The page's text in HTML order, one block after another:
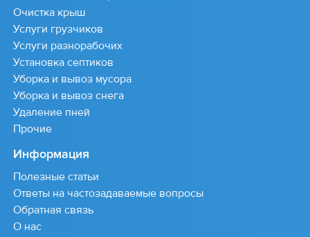
Очистка крыш
Услуги грузчиков
Услуги разнорабочих
Установка септиков
Уборка и вывоз мусора
Уборка и вывоз снега
Удаление пней
Прочие
Информация
Полезные статьи
Ответы на частозадаваемые вопросы
Обратная связь
О нас